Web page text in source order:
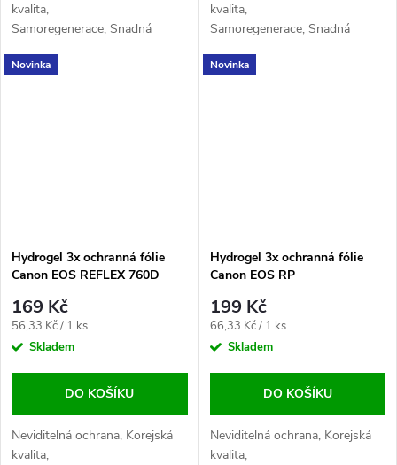
kvalita,
Samoregenerace, Snadná
aplikace, Maximální
citlivost, Odolnost proti
kvalita,
Samoregenerace, Snadná
aplikace, Maximální
citlivost, Odolnost proti
Novinka
Hydrogel 3x ochranná fólie
Canon EOS REFLEX 760D
169 Kč
Měrná
cena:
56,33 Kč / 1 ks
Skladem
DO KOŠÍKU
Neviditelná ochrana, Korejská
kvalita,
Novinka
Hydrogel 3x ochranná fólie
Canon EOS RP
199 Kč
Měrná
cena:
66,33 Kč / 1 ks
Skladem
DO KOŠÍKU
Neviditelná ochrana, Korejská
kvalita,